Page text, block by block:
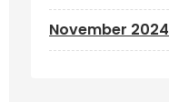
November 2024